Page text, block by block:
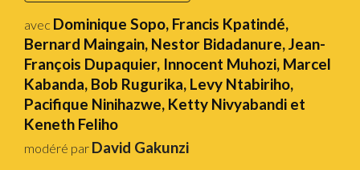
avec Dominique Sopo, Francis Kpatindé,
Bernard Maingain, Nestor Bidadanure, Jean-
François Dupaquier, Innocent Muhozi, Marcel
Kabanda, Bob Rugurika, Levy Ntabiriho,
Pacifique Ninihazwe, Ketty Nivyabandi et
Keneth Feliho
modéré par David Gakunzi